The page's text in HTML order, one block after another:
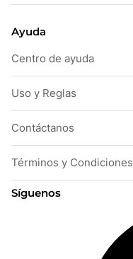
Ayuda
Centro de ayuda
Uso y Reglas
Contáctanos
Términos y Condiciones
Síguenos